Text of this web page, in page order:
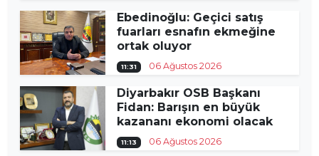
Ebedinoğlu: Geçici satış
fuarları esnafın ekmeğine
ortak oluyor
11:31 06 Ağustos 2026
Diyarbakır OSB Başkanı
Fidan: Barışın en büyük
kazananı ekonomi olacak
11:13 06 Ağustos 2026